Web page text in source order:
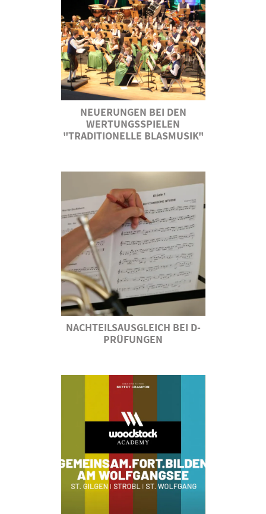
NEUERUNGEN BEI DEN
WERTUNGSSPIELEN
"TRADITIONELLE BLASMUSIK"
NACHTEILSAUSGLEICH BEI D-
PRÜFUNGEN